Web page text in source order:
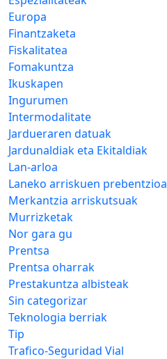
Europa
Finantzaketa
Fiskalitatea
Fomakuntza
Ikuskapen
Ingurumen
Intermodalitate
Jardueraren datuak
Jardunaldiak eta Ekitaldiak
Lan-arloa
Laneko arriskuen prebentzioa
Merkantzia arriskutsuak
Murrizketak
Nor gara gu
Prentsa
Prentsa oharrak
Prestakuntza albisteak
Sin categorizar
Teknologia berriak
Tip
Trafico-Seguridad Vial